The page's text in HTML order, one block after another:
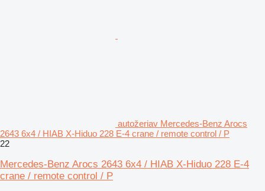
autožeriav Mercedes-Benz Arocs
2643 6x4 / HIAB X-Hiduo 228 E-4 crane / remote control / P
22
Mercedes-Benz Arocs 2643 6x4 / HIAB X-Hiduo 228 E-4
crane / remote control / P